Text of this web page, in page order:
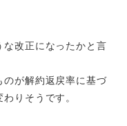
な改正になったかと言
のが解約返戻率に基づ
りそうです。